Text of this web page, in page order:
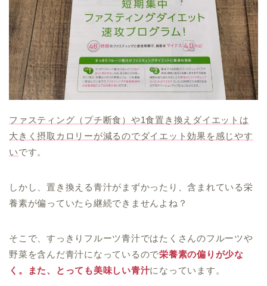
ファスティング（プチ断食）や1食置き換えダイエットは
大きく摂取カロリーが減るのでダイエット効果を感じやす
いです。
しかし、置き換える青汁がまずかったり、含まれている栄
養素が偏っていたら継続できませんよね？
そこで、すっきりフルーツ青汁ではたくさんのフルーツや
野菜を含んだ青汁になっているので栄養素の偏りが少な
く。また、とっても美味しい青汁になっています。